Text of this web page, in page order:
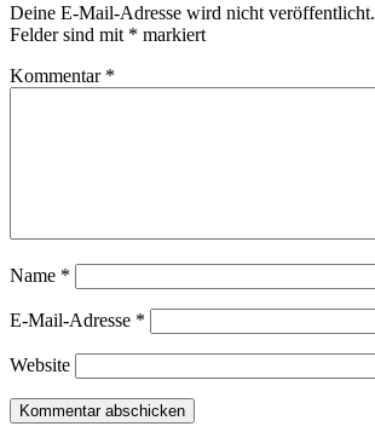
Deine E-Mail-Adresse wird nicht veröffentlicht.
Felder sind mit * markiert
Kommentar *
Name *
E-Mail-Adresse *
Website